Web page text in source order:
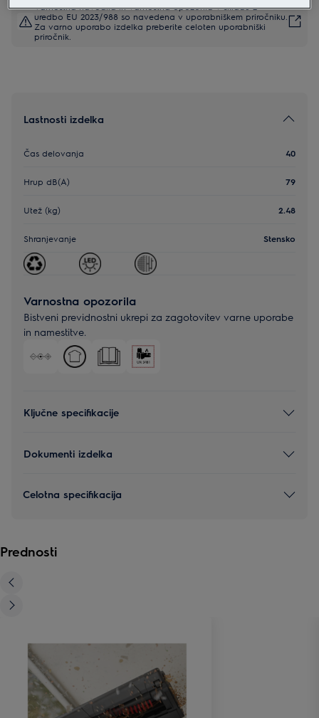
Varnostna navodila in varnostna opozorila v skladu z
uredbo EU 2023/988 so navedena v uporabniškem priročniku.
Za varno uporabo izdelka preberite celoten uporabniški
priročnik.
Lastnosti izdelka
Čas delovanja 40
Hrup dB(A) 79
Utež (kg) 2.48
Shranjevanje Stensko
Varnostna opozorila
Bistveni previdnostni ukrepi za zagotovitev varne uporabe
in namestitve.
Ključne specifikacije
Dokumenti izdelka
Celotna specifikacija
Prednosti